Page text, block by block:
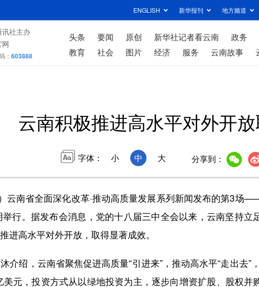
ENGLISH 新华报刊 地方频道
讯社主办
： 603888
头条 要闻 原创 新华社记者看云南 政务
教育
社会 图片 经济 服务 云南故事
云南积极推进高水平对外开
字体： 小 中 大 分享到：
南省全面深化改革·推动高质量发展系列新闻发布的第3场
行。据发布会消息，党的十八届三中全会以来，云南坚持立
进高水平对外开放，取得显著成效。
绍，云南省聚焦促进高质量“引进来”，推动高水平“走出去”
元，投资方式从以绿地投资为主，逐步向增资扩股、股权并